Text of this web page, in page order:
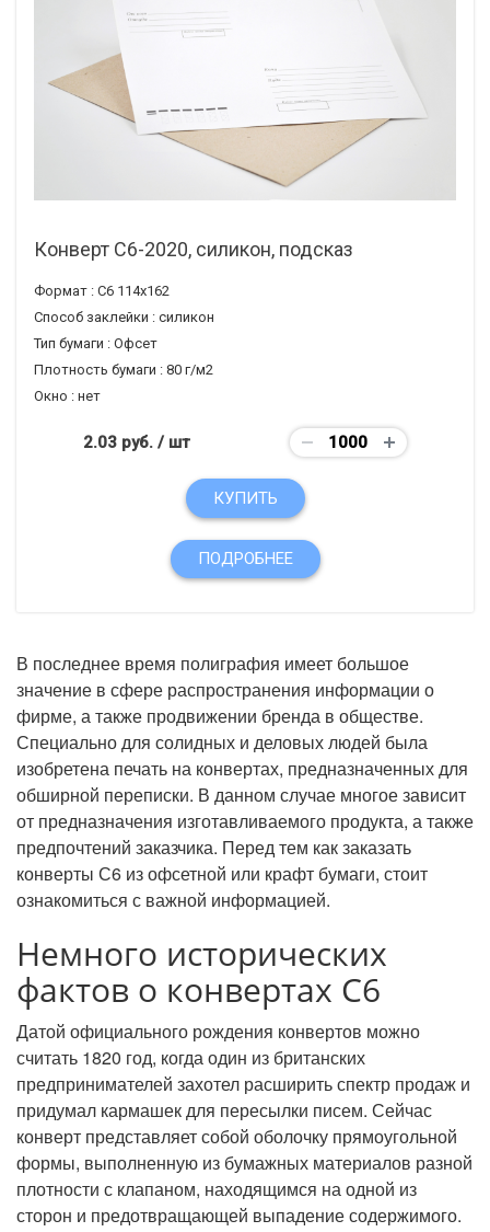
Конверт С6-2020, силикон, подсказ
Формат : С6 114х162
Способ заклейки : силикон
Тип бумаги : Офсет
Плотность бумаги : 80 г/м2
Окно : нет
2.03 руб./ шт
КУПИТЬ
ПОДРОБНЕЕ
В последнее время полиграфия имеет большое
значение в сфере распространения информации о
фирме, а также продвижении бренда в обществе.
Специально для солидных и деловых людей была
изобретена печать на конвертах, предназначенных для
обширной переписки. В данном случае многое зависит
от предназначения изготавливаемого продукта, а также
предпочтений заказчика. Перед тем как заказать
конверты С6 из офсетной или крафт бумаги, стоит
ознакомиться с важной информацией.
Немного исторических
фактов о конвертах С6
Датой официального рождения конвертов можно
считать 1820 год, когда один из британских
предпринимателей захотел расширить спектр продаж и
придумал кармашек для пересылки писем. Сейчас
конверт представляет собой оболочку прямоугольной
формы, выполненную из бумажных материалов разной
плотности с клапаном, находящимся на одной из
сторон и предотвращающей выпадение содержимого.